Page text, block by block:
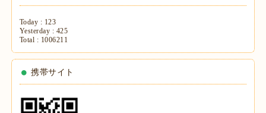
Today : 123
Yesterday : 425
Total : 1006211
携帯サイト